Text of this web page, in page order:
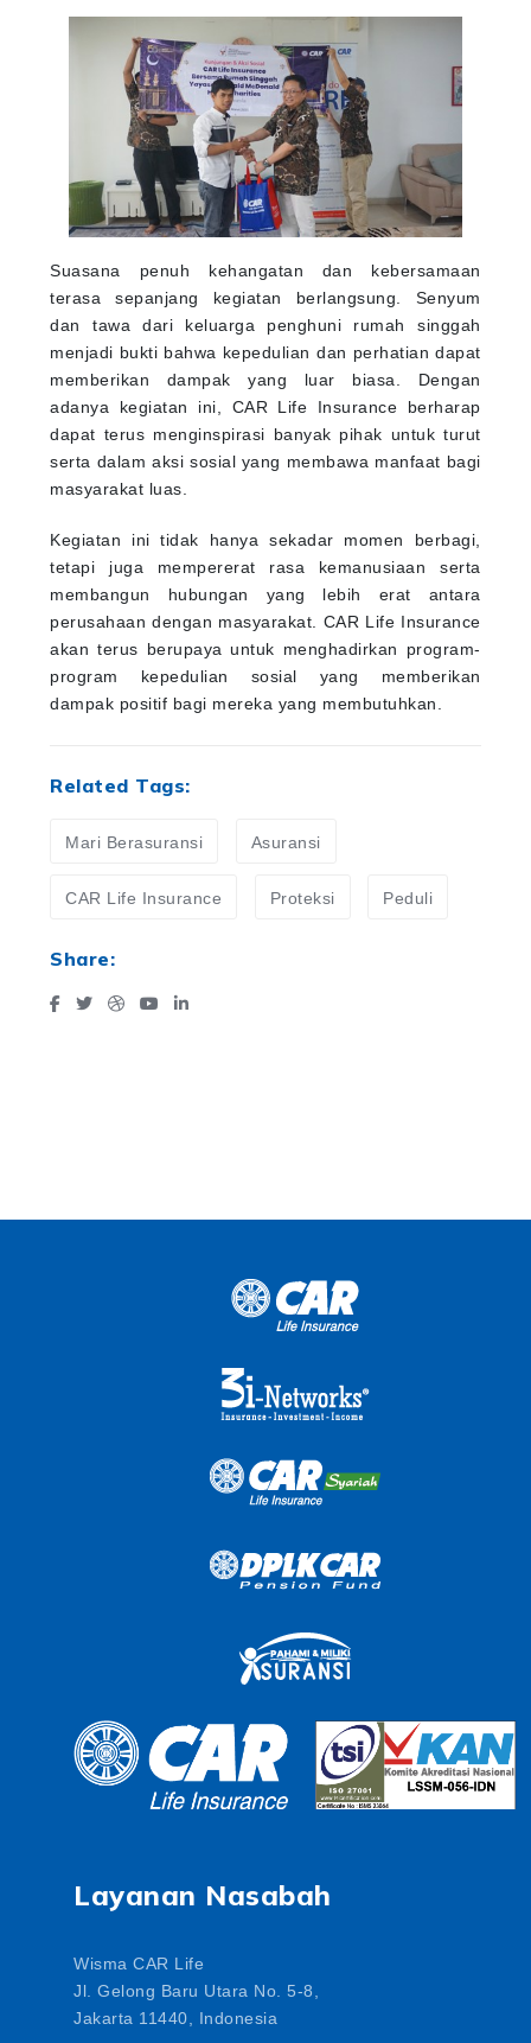
Suasana penuh kehangatan dan kebersamaan
terasa sepanjang kegiatan berlangsung. Senyum
dan tawa dari keluarga penghuni rumah singgah
menjadi bukti bahwa kepedulian dan perhatian dapat
memberikan dampak yang luar biasa. Dengan
adanya kegiatan ini, CAR Life Insurance berharap
dapat terus menginspirasi banyak pihak untuk turut
serta dalam aksi sosial yang membawa manfaat bagi
masyarakat luas.
Kegiatan ini tidak hanya sekadar momen berbagi,
tetapi juga mempererat rasa kemanusiaan serta
membangun hubungan yang lebih erat antara
perusahaan dengan masyarakat. CAR Life Insurance
akan terus berupaya untuk menghadirkan program-
program kepedulian sosial yang memberikan
dampak positif bagi mereka yang membutuhkan.
Related Tags:
Mari Berasuransi Asuransi
CAR Life Insurance Proteksi Peduli
Share:
Layanan Nasabah
Wisma CAR Life
Jl. Gelong Baru Utara No. 5-8,
Jakarta 11440, Indonesia